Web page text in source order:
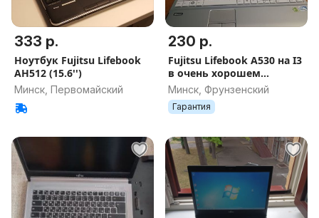
333 р.
Ноутбук Fujitsu Lifebook
AH512 (15.6'')
Минск, Первомайский
230 р.
Fujitsu Lifebook A530 на I3
в очень хорошем
состоянии, немецкая
сборка, сверхнадежный
Минск, Фрунзенский
Гарантия